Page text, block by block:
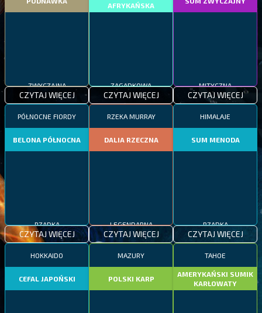
ZWYCZAJNA
CZYTAJ WIĘCEJ
AFRYKAŃSKA
ZAGADKOWA
CZYTAJ WIĘCEJ
MITYCZNA
CZYTAJ WIĘCEJ
PÓŁNOCNE FIORDY
BELONA PÓŁNOCNA
RZADKA
CZYTAJ WIĘCEJ
RZEKA MURRAY
DALIA RZECZNA
LEGENDARNA
CZYTAJ WIĘCEJ
HIMALAJE
SUM MENODA
RZADKA
CZYTAJ WIĘCEJ
HOKKAIDO
CEFAL JAPOŃSKI
MAZURY
POLSKI KARP
TAHOE
AMERYKAŃSKI SUMIK
KARŁOWATY